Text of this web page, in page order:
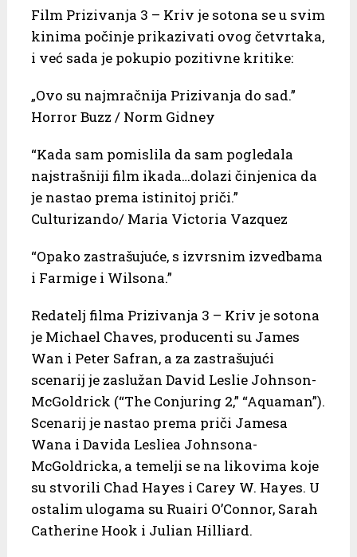
Film Prizivanja 3 – Kriv je sotona se u svim
kinima počinje prikazivati ovog četvrtaka,
i već sada je pokupio pozitivne kritike:
„Ovo su najmračnija Prizivanja do sad.”
Horror Buzz / Norm Gidney
“Kada sam pomislila da sam pogledala
najstrašniji film ikada…dolazi činjenica da
je nastao prema istinitoj priči.”
Culturizando/ Maria Victoria Vazquez
“Opako zastrašujuće, s izvrsnim izvedbama
i Farmige i Wilsona.”
Redatelj filma Prizivanja 3 – Kriv je sotona
je Michael Chaves, producenti su James
Wan i Peter Safran, a za zastrašujući
scenarij je zaslužan David Leslie Johnson-
McGoldrick (“The Conjuring 2,” “Aquaman”).
Scenarij je nastao prema priči Jamesa
Wana i Davida Lesliea Johnsona-
McGoldricka, a temelji se na likovima koje
su stvorili Chad Hayes i Carey W. Hayes. U
ostalim ulogama su Ruairi O’Connor, Sarah
Catherine Hook i Julian Hilliard.